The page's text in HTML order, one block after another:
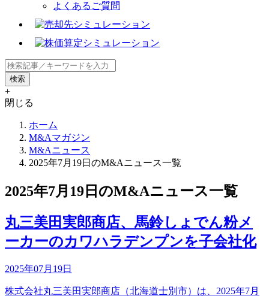
よくあるご質問
+
閉じる
ホーム
M&Aマガジン
M&Aニュース
2025年7月19日のM&Aニュース一覧
2025年7月19日のM&Aニュース一覧
丸三美田実郎商店、馬鈴しょでん粉メ
ーカーのカワハラデンプンを子会社化
2025年07月19日
株式会社丸三美田実郎商店（北海道士別市）は、2025年7月